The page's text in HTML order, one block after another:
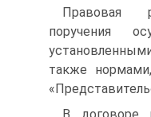
Правовая
поручения
также